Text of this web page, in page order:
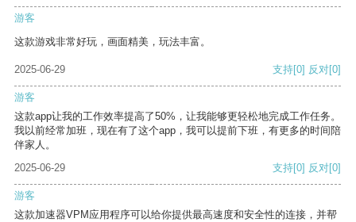
游客
这款游戏非常好玩，画面精美，玩法丰富。
2025-06-29 支持[0] 反对[0]
游客
这款app让我的工作效率提高了50%，让我能够更轻松地完成工作任务。
我以前经常加班，现在有了这个app，我可以提前下班，有更多的时间陪
伴家人。
2025-06-29
支持[0] 反对[0]
游客
这款加速器VPM应用程序可以给你提供最高速度和安全性的连接，并帮